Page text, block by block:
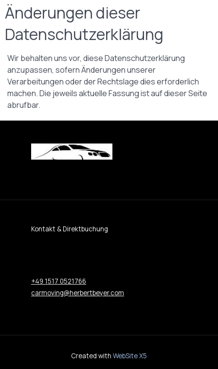
Änderungen dieser
Datenschutzerklärung
Wir behalten uns vor, diese Datenschutzerklärung
anzupassen, sofern Änderungen unserer
Verarbeitungen oder der Rechtslage dies erforderlich
machen. Die jeweils aktuelle Fassung ist auf dieser Seite
abrufbar.
Kontakt & Direktbuchung
+49 1517 0521766
carmoving@herbertbeyer.com
Created with WebSite X5